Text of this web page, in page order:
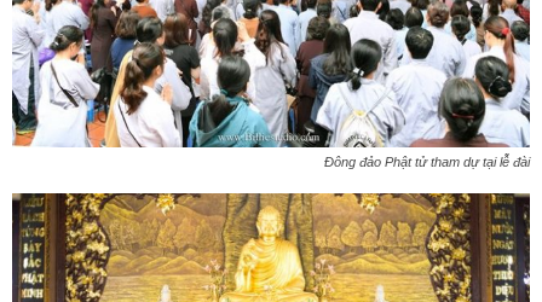
Đông đảo Phật tử tham dự tại lễ đài